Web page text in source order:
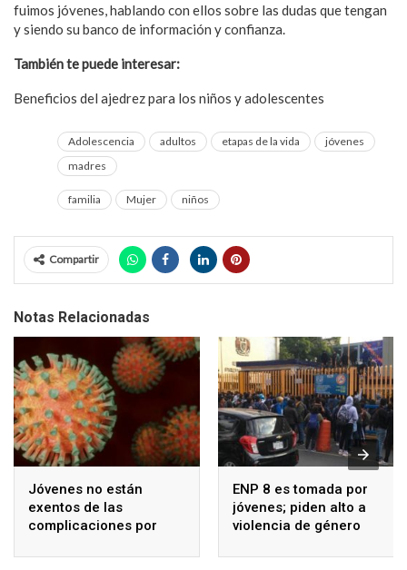
fuimos jóvenes, hablando con ellos sobre las dudas que tengan
y siendo su banco de información y confianza.
También te puede interesar:
Beneficios del ajedrez para los niños y adolescentes
Adolescencia adultos etapas de la vida
jóvenes
madres
familia Mujer niños
Compartir
Notas Relacionadas
Jóvenes no están
exentos de las
complicaciones por
ENP 8 es tomada por
jóvenes; piden alto a
violencia de género